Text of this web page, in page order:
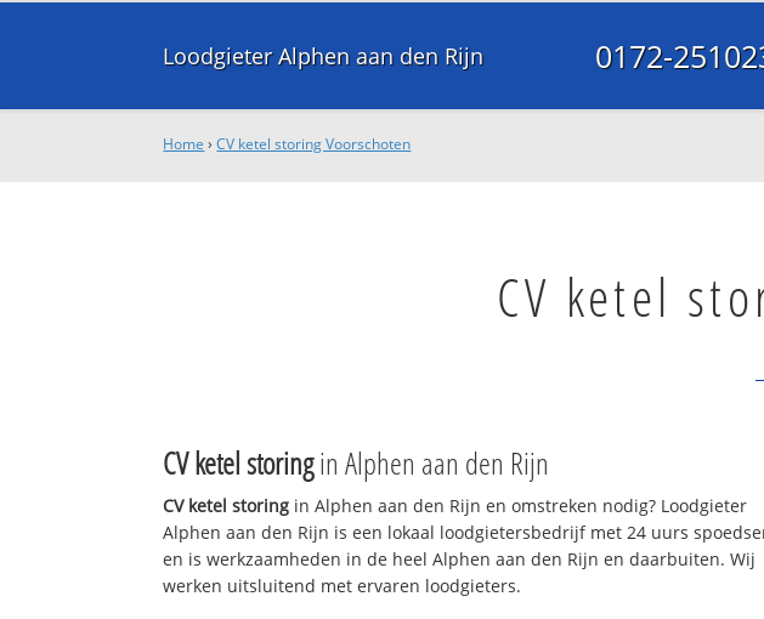
Loodgieter Alphen aan den Rijn 0172-
Home ›CV ketel storing Voorschoten
CV ketel
CV ketel storingin Alphen aan den Rijn
CV ketel storing in Alphen aan den Rijn en omstreken nodig? Loodgieter
Alphen aan den Rijn is een lokaal loodgietersbedrijf met 24 uurs
en is werkzaamheden in de heel Alphen aan den Rijn en daarbuiten. Wij
werken uitsluitend met ervaren loodgieters.